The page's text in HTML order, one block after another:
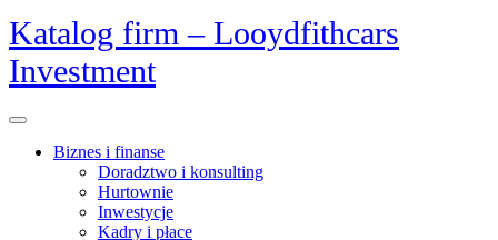
Skip
to
content
Katalog firm – Looydfithcars
Investment
Open
Biznes i finanse
Doradztwo i konsulting
Hurtownie
Inwestycje
Kadry i płace